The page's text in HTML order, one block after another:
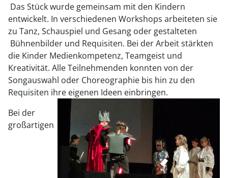
Das Stück wurde gemeinsam mit den Kindern
entwickelt. In verschiedenen Workshops arbeiteten sie
zu Tanz, Schauspiel und Gesang oder gestalteten
Bühnenbilder und Requisiten. Bei der Arbeit stärkten
die Kinder Medienkompetenz, Teamgeist und
Kreativität. Alle Teilnehmenden konnten von der
Songauswahl oder Choreographie bis hin zu den
Requisiten ihre eigenen Ideen einbringen.
Bei der
großartigen